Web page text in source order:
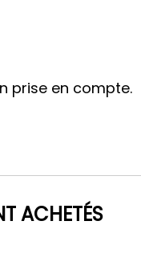
prise en compte.
ACHETÉS